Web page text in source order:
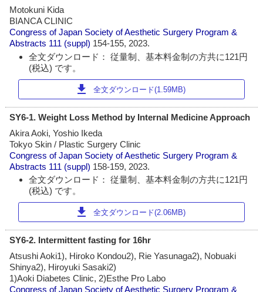
Motokuni Kida
BIANCA CLINIC
Congress of Japan Society of Aesthetic Surgery Program &
Abstracts 111 (suppl) 154-155, 2023.
全文ダウンロード： 従量制、基本料金制の方共に121円
(税込) です。
download 全文ダウンロード(1.59MB)
SY6-1. Weight Loss Method by Internal Medicine Approach
Akira Aoki, Yoshio Ikeda
Tokyo Skin / Plastic Surgery Clinic
Congress of Japan Society of Aesthetic Surgery Program &
Abstracts 111 (suppl) 158-159, 2023.
全文ダウンロード： 従量制、基本料金制の方共に121円
(税込) です。
download 全文ダウンロード(2.06MB)
SY6-2. Intermittent fasting for 16hr
Atsushi Aoki1), Hiroko Kondou2), Rie Yasunaga2), Nobuaki
Shinya2), Hiroyuki Sasaki2)
1)Aoki Diabetes Clinic, 2)Esthe Pro Labo
Congress of Japan Society of Aesthetic Surgery Program &